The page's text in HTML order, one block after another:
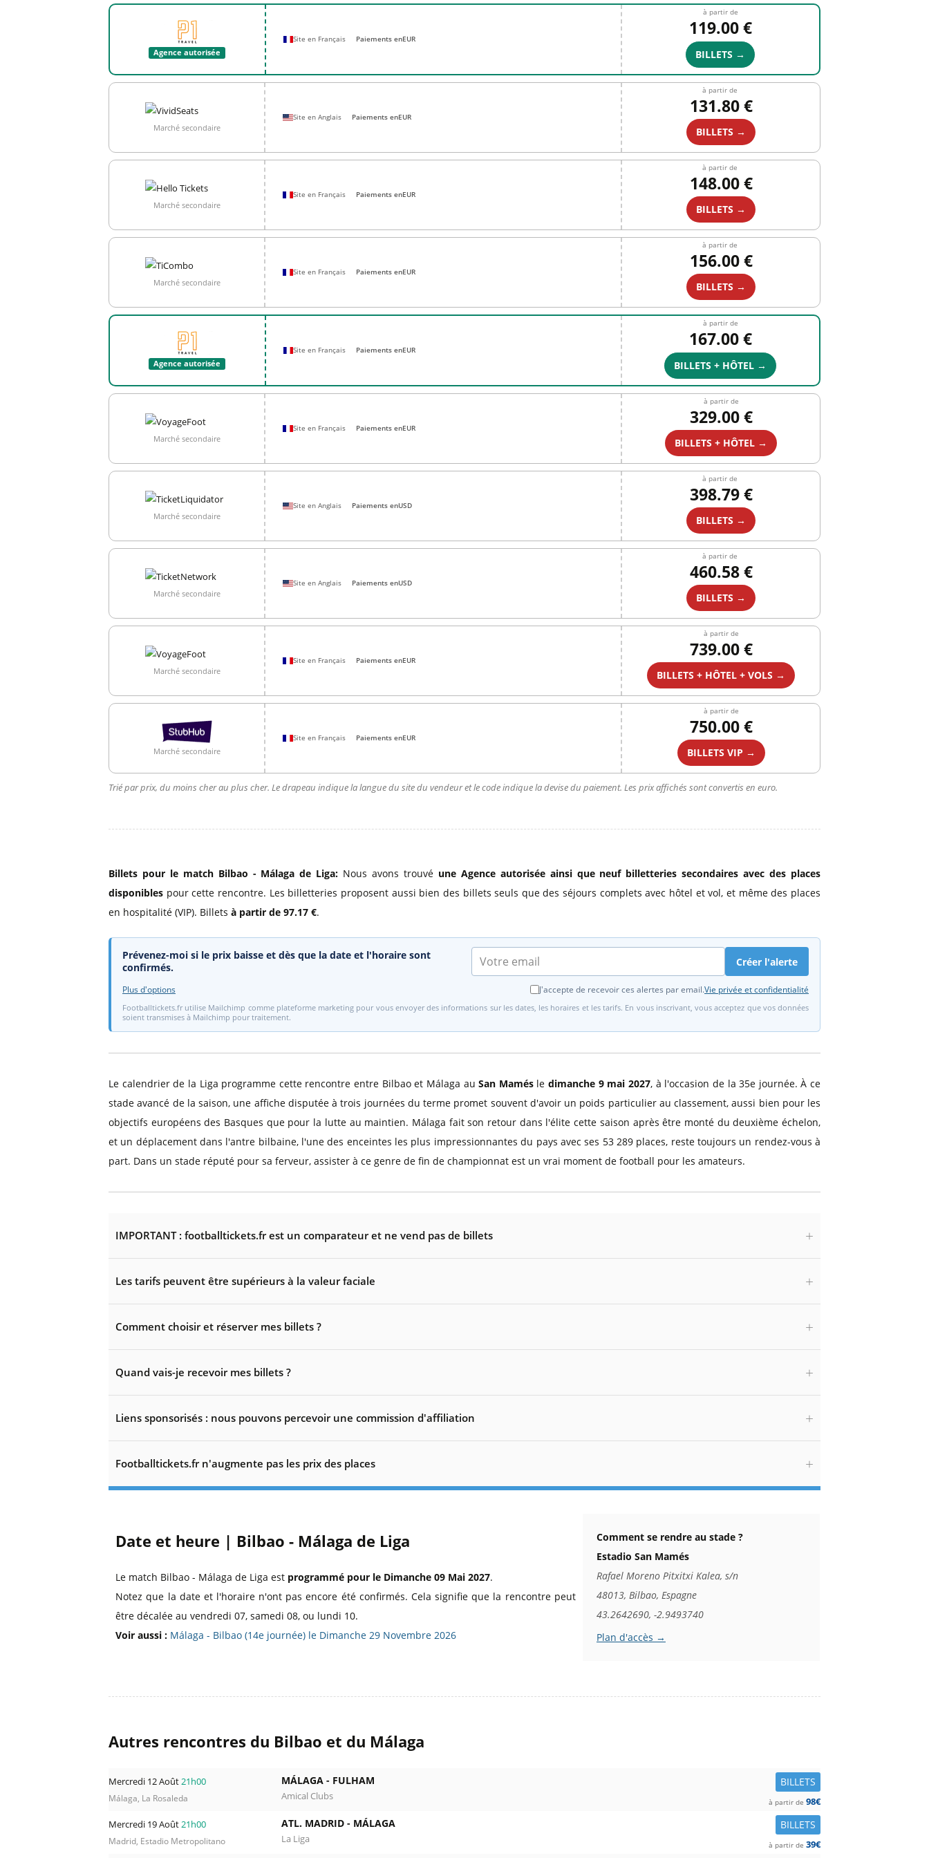
Agence autorisée
Site en Français Paiements enEUR
à partir de
119.00 €
BILLETS →
Marché secondaire
Site en Anglais Paiements enEUR
à partir de
131.80 €
BILLETS →
Marché secondaire
Site en Français Paiements enEUR
à partir de
148.00 €
BILLETS →
Marché secondaire
Site en Français Paiements enEUR
à partir de
156.00 €
BILLETS →
Agence autorisée
Site en Français Paiements enEUR
à partir de
167.00 €
BILLETS + HÔTEL →
Marché secondaire
Site en Français Paiements enEUR
à partir de
329.00 €
BILLETS + HÔTEL →
Marché secondaire
Site en Anglais Paiements enUSD
à partir de
398.79 €
BILLETS →
Marché secondaire
Site en Anglais Paiements enUSD
à partir de
460.58 €
BILLETS →
Marché secondaire
Site en Français Paiements enEUR
à partir de
739.00 €
BILLETS + HÔTEL + VOLS →
Marché secondaire
Site en Français Paiements enEUR
à partir de
750.00 €
BILLETS VIP →
Trié par prix, du moins cher au plus cher. Le drapeau indique la langue du site du vendeur et le code indique la devise du paiement. Les prix affichés sont convertis en euro.
Billets pour le match Bilbao - Málaga de Liga: Nous avons trouvé une Agence autoriséeainsi que neuf billetteries secondaires avec des places
disponibles pour cette rencontre. Les billetteries proposent aussi bien des billets seuls que des séjours complets avec hôtel et vol, et même des places
en hospitalité (VIP). Billets à partir de 97.17 €.
Prévenez-moi si le prix baisse et dès que la date et l'horaire sont
confirmés.
Créer l'alerte
J'accepte de recevoir ces alertes par email.Vie privée et confidentialité
Plus d'options
Footballtickets.fr utilise Mailchimp comme plateforme marketing pour vous envoyer des informations sur les dates, les horaires et les tarifs. En vous inscrivant, vous acceptez que vos données
soient transmises à Mailchimp pour traitement.
Le calendrier de la Liga programme cette rencontre entre Bilbao et Málaga auSan Mamésledimanche 9 mai 2027, à l'occasion de la 35e journée. À ce
stade avancé de la saison, une affiche disputée à trois journées du terme promet souvent d'avoir un poids particulier au classement, aussi bien pour les
objectifs européens des Basques que pour la lutte au maintien. Málaga fait son retour dans l'élite cette saison après être monté du deuxième échelon,
et un déplacement dans l'antre bilbaine, l'une des enceintes les plus impressionnantes du pays avec ses 53 289 places, reste toujours un rendez-vous à
part. Dans un stade réputé pour sa ferveur, assister à ce genre de fin de championnat est un vrai moment de football pour les amateurs.
IMPORTANT : footballtickets.fr est un comparateur et ne vend pas de billets
Les tarifs peuvent être supérieurs à la valeur faciale
Comment choisir et réserver mes billets ?
Quand vais-je recevoir mes billets ?
Liens sponsorisés : nous pouvons percevoir une commission d'affiliation
Footballtickets.fr n'augmente pas les prix des places
Date et heure | Bilbao - Málaga de Liga
Le match Bilbao - Málaga de Liga est programmé pour le Dimanche 09 Mai 2027.
Notez que la date et l'horaire n'ont pas encore été confirmés. Cela signifie que la rencontre peut
être décalée au vendredi 07, samedi 08, ou lundi 10.
Voir aussi : Málaga - Bilbao (14e journée) le Dimanche 29 Novembre 2026
Comment se rendre au stade ?
Estadio San Mamés
Rafael Moreno Pitxitxi Kalea, s/n
48013, Bilbao, Espagne
43.2642690, -2.9493740
Plan d'accès →
Autres rencontres du Bilbao et du Málaga
Mercredi 12 Août21h00
Málaga, La Rosaleda
BILLETS
MÁLAGA - FULHAM
Amical Clubs à partir de 98€
Mercredi 19 Août21h00
Madrid, Estadio Metropolitano
BILLETS
ATL. MADRID - MÁLAGA
La Liga à partir de 39€